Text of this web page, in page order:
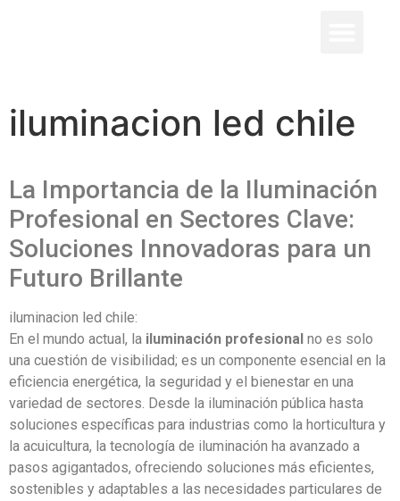
iluminacion led chile
La Importancia de la Iluminación
Profesional en Sectores Clave:
Soluciones Innovadoras para un
Futuro Brillante
iluminacion led chile:
En el mundo actual, la iluminación profesional no es solo
una cuestión de visibilidad; es un componente esencial en la
eficiencia energética, la seguridad y el bienestar en una
variedad de sectores. Desde la iluminación pública hasta
soluciones específicas para industrias como la horticultura y
la acuicultura, la tecnología de iluminación ha avanzado a
pasos agigantados, ofreciendo soluciones más eficientes,
sostenibles y adaptables a las necesidades particulares de